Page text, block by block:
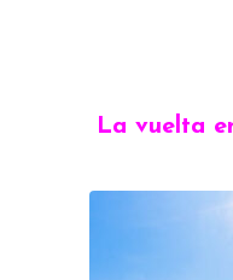
La vuelta